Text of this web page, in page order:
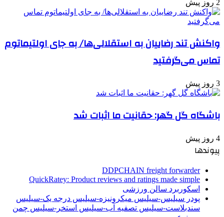
2 روز پیش
واکنش تند رضاییان به استقلالی‌ها/ به جای اولتیماتوم
تماس می‌گرفتید
3 روز پیش
باشگاه گل گهر: حقانیت ما اثبات شد
4 روز پیش
پیوندها
DDPCHAIN freight forwarder
QuickRatey: Product reviews and ratings made simple
اسکوربرد سالن ورزشی
پودر سیلیس-سیلیس میکرونیزه-سیلیس درجه یک-سیلیس
سندبلاست-سیلیس تصفیه آب-سیلیس استخر-سیلیس چمن